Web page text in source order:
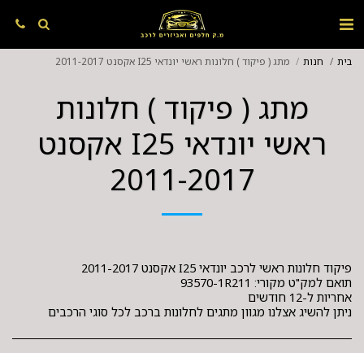
בית חנות מתג ( פיקוד ) חלונות ראשי יונדאי I25 אקסנט 2011-2017
מתג ( פיקוד ) חלונות
ראשי יונדאי I25 אקסנט
2011-2017
ניתן להשיג אצלנו מגוון מתגים לחלונות ברכב לכל סוגי הרכבים